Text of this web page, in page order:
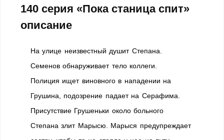
140 серия «Пока станица спит»
описание
На улице неизвестный душит Степана.
Семенов обнаруживает тело коллеги.
Полиция ищет виновного в нападении на
Грушина, подозрение падает на Серафима.
Присутствие Грушеньки около больного
Степана злит Марысю. Марыся предупреждает